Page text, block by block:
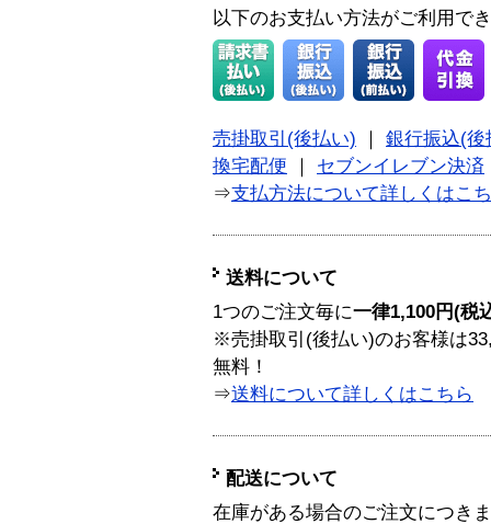
以下のお支払い方法がご利用で
売掛取引(後払い)
銀行振込(後
換宅配便
セブンイレブン決済
⇒支払方法について詳しくはこ
送料について
1つのご注文毎に一律1,100円(税
※売掛取引(後払い)のお客様は
無料！
⇒送料について詳しくはこちら
配送について
在庫がある場合のご注文につき